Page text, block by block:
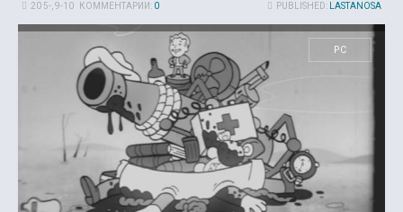
PUBLISHED: LASTANOSA
20 5-, 9-10 КОММЕНТАРИИ: 0
PC